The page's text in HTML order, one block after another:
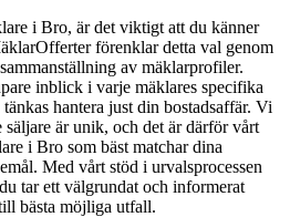
i Bro, är det viktigt att du känner
förenklar detta val genom
av mäklarprofiler.
inblick i varje mäklares specifika
hantera just din bostadsaffär. Vi
är unik, och det är därför vårt
i Bro som bäst matchar dina
Med vårt stöd i urvalsprocessen
tar ett välgrundat och informerat
bästa möjliga utfall.